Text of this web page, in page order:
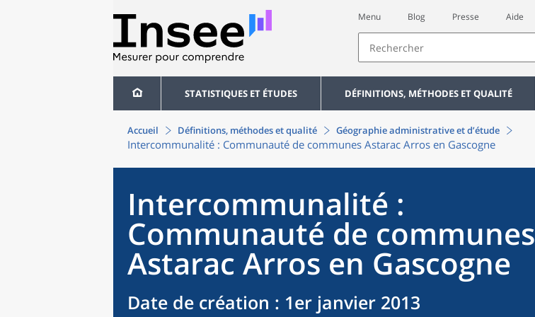
Menu Blog Presse Aide
STATISTIQUES ET ÉTUDES DÉFINITIONS, MÉTHODES ET QUALITÉ
Accueil Définitions, méthodes et qualité Géographie administrative et d’étude
Intercommunalité : Communauté de communes Astarac Arros en Gascogne
Intercommunalité :
Communauté de communes
Astarac Arros en Gascogne
Date de création : 1er janvier 2013